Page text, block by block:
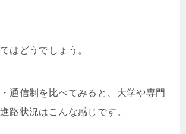
はどうでしょう。
通信制を比べてみると、大学や専門
路状況はこんな感じです。